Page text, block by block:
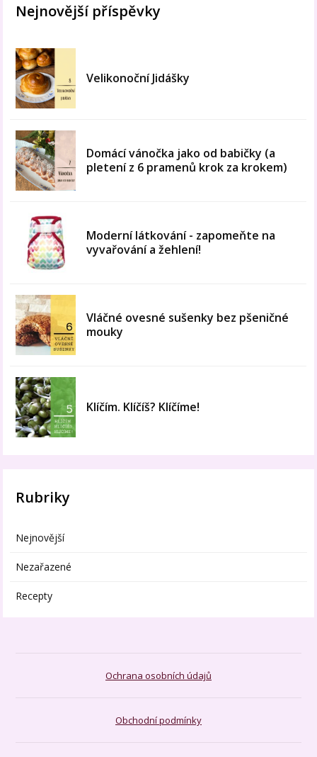
Nejnovější příspěvky
Velikonoční Jidášky
Domácí vánočka jako od babičky (a
pletení z 6 pramenů krok za krokem)
Moderní látkování - zapomeňte na
vyvařování a žehlení!
Vláčné ovesné sušenky bez pšeničné
mouky
Klíčím. Klíčíš? Klíčíme!
Rubriky
Nejnovější
Nezařazené
Recepty
Ochrana osobních údajů
Obchodní podmínky